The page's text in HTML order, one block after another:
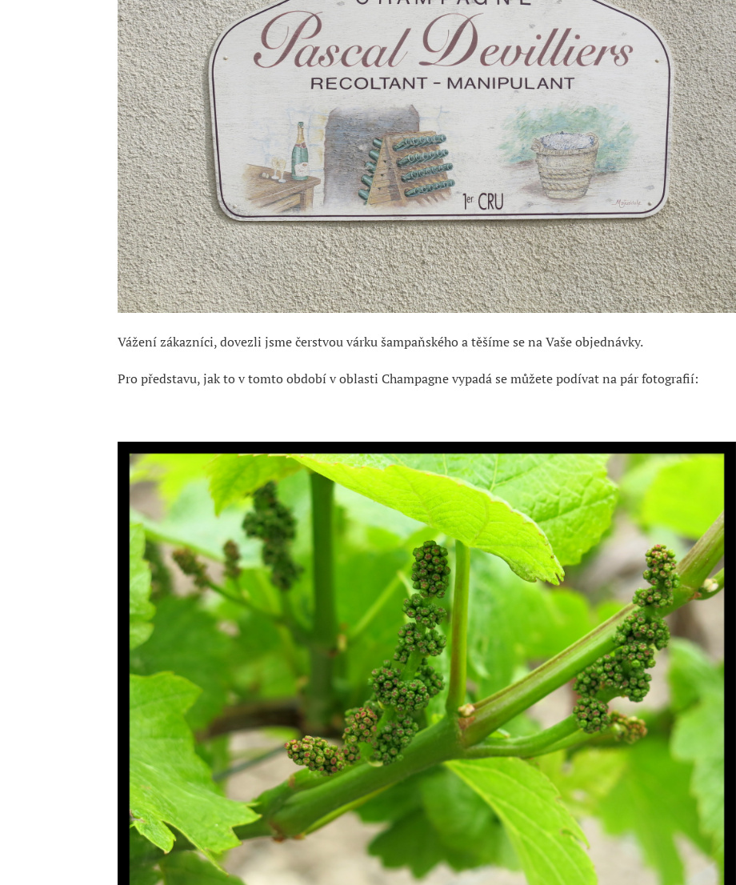
Vážení zákazníci, dovezli jsme čerstvou várku šampaňského a těšíme se na Vaše objednávky.
Pro představu, jak to v tomto období v oblasti Champagne vypadá se můžete podívat na pár fotografií: